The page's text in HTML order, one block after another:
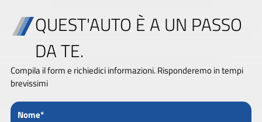
QUEST'AUTO È A UN PASSO
DA TE.
Compila il form e richiedici informazioni. Risponderemo in tempi
brevissimi
Nome*